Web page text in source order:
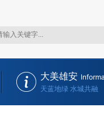
大美雄安
天蓝地绿 水城共融